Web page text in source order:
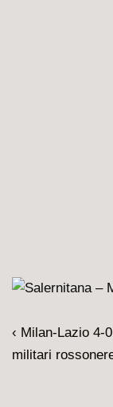
articoli
L'articolo
precedente
‹ Milan-Lazio 4-
militari